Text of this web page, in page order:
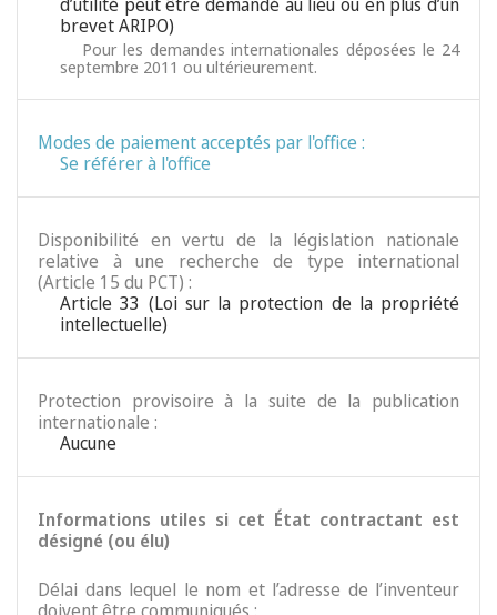
brevet ARIPO)
Pour les demandes internationales déposées le 24
septembre 2011 ou ultérieurement.
Modes de paiement acceptés par l'office :
Se référer à l'office
Disponibilité en vertu de la législation nationale
relative à une recherche de type international
(Article 15 du PCT) :
Article 33 (Loi sur la protection de la propriété
intellectuelle)
Protection provisoire à la suite de la publication
internationale :
Aucune
Informations utiles si cet État contractant est
désigné (ou élu)
Délai dans lequel le nom et l’adresse de l’inventeur